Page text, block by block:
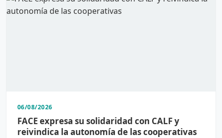
06/08/2026
FACE expresa su solidaridad con CALF y
reivindica la autonomía de las cooperativas